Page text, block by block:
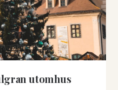
utomhus